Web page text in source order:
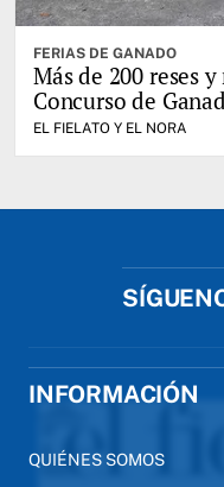
FERIAS DE GANADO
Más de 200 reses
Concurso de
EL FIELATO Y EL NORA
INFORMACIÓN
QUIÉNES SOMOS